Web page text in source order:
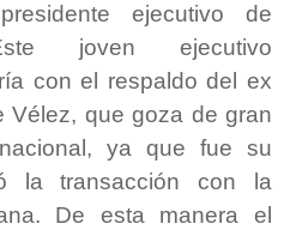
ejecutivo de
joven ejecutivo
con el respaldo del ex
Vélez, que goza de gran
ya que fue su
la transacción con la
De esta manera el